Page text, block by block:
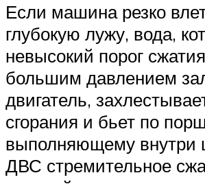
Если машина резко
глубокую лужу, вода,
невысокий порог
большим давлением
двигатель,
сгорания и бьет по
выполняющему внутри
ДВС стремительное